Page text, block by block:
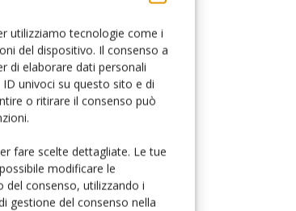
utilizziamo tecnologie come i
del dispositivo. Il consenso a
di elaborare dati personali
univoci su questo sito e di
o ritirare il consenso può
fare scelte dettagliate. Le tue
modificare le
consenso, utilizzando i
gestione del consenso nella
i